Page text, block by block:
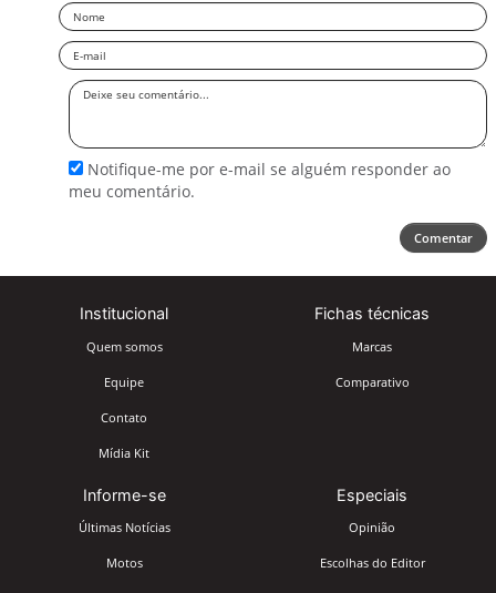
Nome
Email
Deixe
Notifique-me por e-mail se alguém responder ao
meu comentário.
Comentar
Institucional
Quem somos
Equipe
Contato
Mídia Kit
Fichas técnicas
Marcas
Comparativo
Informe-se
Últimas Notícias
Motos
Especiais
Opinião
Escolhas do Editor